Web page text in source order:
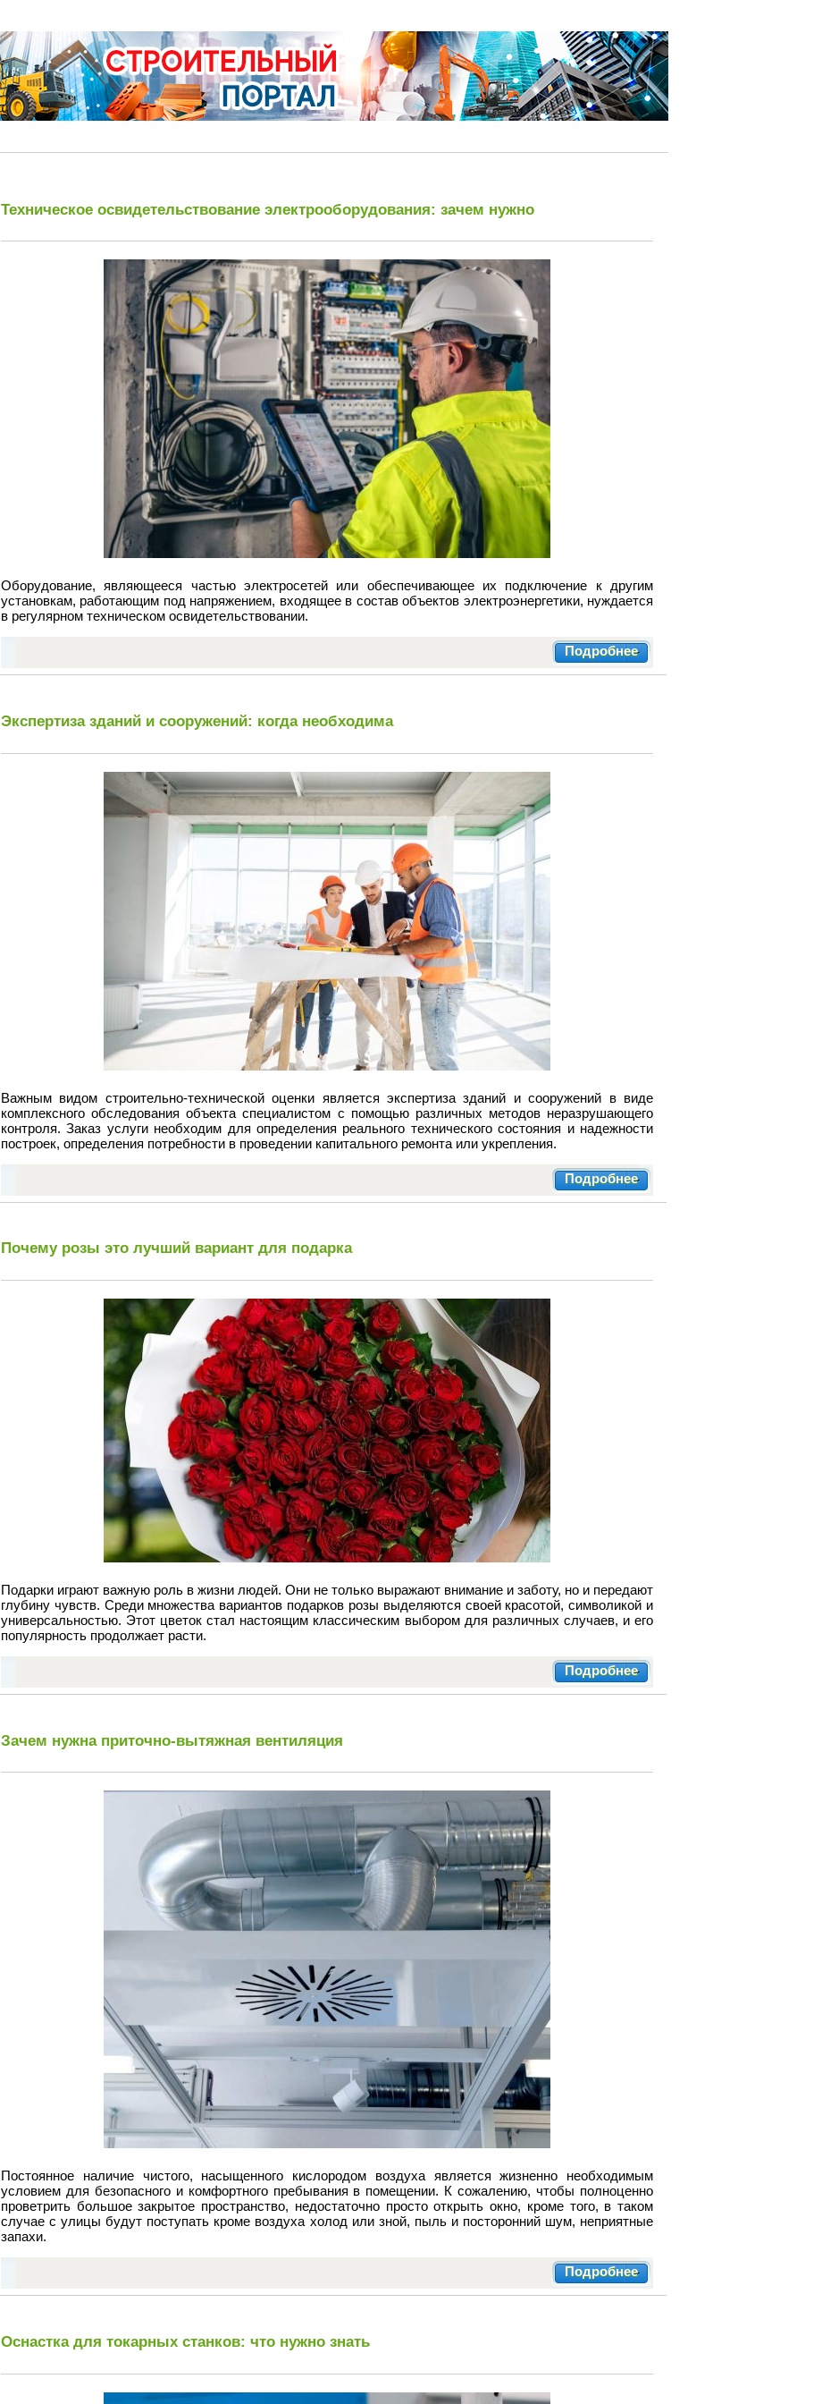
Техническое освидетельствование электрооборудования: зачем нужно
Оборудование, являющееся частью электросетей или обеспечивающее их подключение к другим
установкам, работающим под напряжением, входящее в состав объектов электроэнергетики, нуждается
в регулярном техническом освидетельствовании.
Подробнее
Экспертиза зданий и сооружений: когда необходима
Важным видом строительно-технической оценки является экспертиза зданий и сооружений в виде
комплексного обследования объекта специалистом с помощью различных методов неразрушающего
контроля. Заказ услуги необходим для определения реального технического состояния и надежности
построек, определения потребности в проведении капитального ремонта или укрепления.
Подробнее
Почему розы это лучший вариант для подарка
Подарки играют важную роль в жизни людей. Они не только выражают внимание и заботу, но и передают
глубину чувств. Среди множества вариантов подарков розы выделяются своей красотой, символикой и
универсальностью. Этот цветок стал настоящим классическим выбором для различных случаев, и его
популярность продолжает расти.
Подробнее
Зачем нужна приточно-вытяжная вентиляция
Постоянное наличие чистого, насыщенного кислородом воздуха является жизненно необходимым
условием для безопасного и комфортного пребывания в помещении. К сожалению, чтобы полноценно
проветрить большое закрытое пространство, недостаточно просто открыть окно, кроме того, в таком
случае с улицы будут поступать кроме воздуха холод или зной, пыль и посторонний шум, неприятные
запахи.
Подробнее
Оснастка для токарных станков: что нужно знать